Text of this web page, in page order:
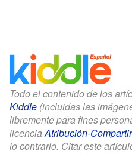
Todo el contenido de los
Kiddle (incluidas las
libremente para fines
licenciaAtribución-
lo contrario. Citar este